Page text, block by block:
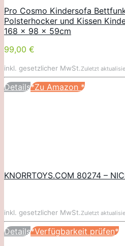
Pro Cosmo Kindersofa
Polsterhocker und Kissen
168 x 98 x 59cm
99,00 €
inkl. gesetzlicher MwSt.Zuletzt
Details*Zu Amazon *
KNORRTOYS.COM 80274 –
inkl. gesetzlicher MwSt.Zuletzt
Details*Verfügbarkeit prüfen*